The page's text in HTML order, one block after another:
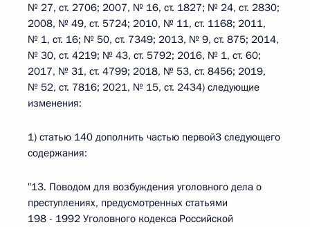
№ 27, ст. 2706; 2007, № 16, ст. 1827; № 24, ст. 2830;
2008, № 49, ст. 5724; 2010, № 11, ст. 1168; 2011,
№ 1, ст. 16; № 50, ст. 7349; 2013, № 9, ст. 875; 2014,
№ 30, ст. 4219; № 43, ст. 5792; 2016, № 1, ст. 60;
2017, № 31, ст. 4799; 2018, № 53, ст. 8456; 2019,
№ 52, ст. 7816; 2021, № 15, ст. 2434) следующие
изменения:
1) статью 140 дополнить частью первой3 следующего
содержания:
"13. Поводом для возбуждения уголовного дела о
преступлениях, предусмотренных статьями
198 - 1992 Уголовного кодекса Российской